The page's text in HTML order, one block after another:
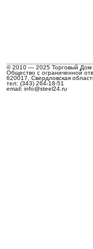
© 2010 — 2025 Торговый Дом
Общество с ограниченной
620017, Свердловская
тел: (343) 264-18-51
email: info@steel24.ru